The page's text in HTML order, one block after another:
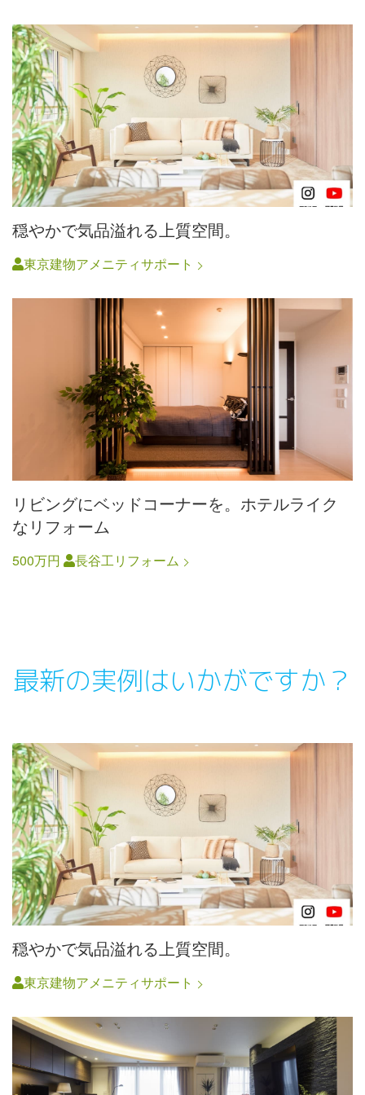
穏やかで気品溢れる上質空間。
東京建物アメニティサポート
リビングにベッドコーナーを。ホテルライク
なリフォーム
500万円 長谷工リフォーム
最新の実例はいかがですか？
穏やかで気品溢れる上質空間。
東京建物アメニティサポート